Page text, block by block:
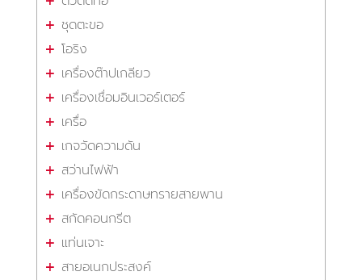
ชุดตะขอ
โอริง
เครื่องต๊าปเกลียว
เครื่องเชื่อมอินเวอร์เตอร์
เครื่อ
เกจวัดความดัน
สว่านไฟฟ้า
เครื่องขัดกระดาษทรายสายพาน
สกัดคอนกรีต
แท่นเจาะ
สายอเนกประสงค์